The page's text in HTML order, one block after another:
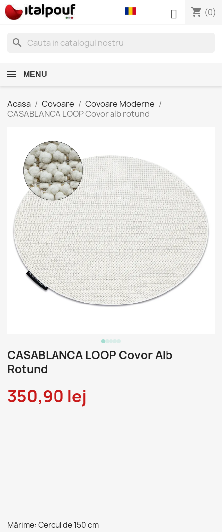
shopping_cart (0)

search
MENU
Acasa Covoare
Covoare Moderne
CASABLANCA LOOP Covor alb rotund
CASABLANCA LOOP Covor Alb
Rotund
350,90 lej
Mărime: Cercul de 150 cm